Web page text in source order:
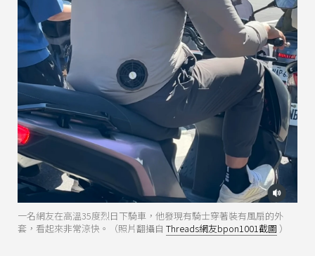
一名網友在高溫35度烈日下騎車，他發現有騎士穿著裝有風扇的外
套，看起來非常涼快。（照片翻攝自 Threads網友bpon1001截圖 ）